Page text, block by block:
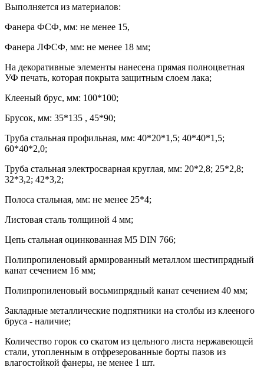
Выполняется из материалов:
Фанера ФСФ, мм: не менее 15,
Фанера ЛФСФ, мм: не менее 18 мм;
На декоративные элементы нанесена прямая полноцветная
УФ печать, которая покрыта защитным слоем лака;
Клееный брус, мм: 100*100;
Брусок, мм: 35*135 , 45*90;
Труба стальная профильная, мм: 40*20*1,5; 40*40*1,5;
60*40*2,0;
Труба стальная электросварная круглая, мм: 20*2,8; 25*2,8;
32*3,2; 42*3,2;
Полоса стальная, мм: не менее 25*4;
Листовая сталь толщиной 4 мм;
Цепь стальная оцинкованная М5 DIN 766;
Полипропиленовый армированный металлом шестипрядный
канат сечением 16 мм;
Полипропиленовый восьмипрядный канат сечением 40 мм;
Закладные металлические подпятники на столбы из клееного
бруса - наличие;
Количество горок со скатом из цельного листа нержавеющей
стали, утопленным в отфрезерованные борты пазов из
влагостойкой фанеры, не менее 1 шт.